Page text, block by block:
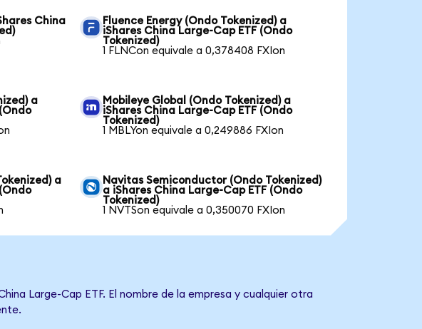
China
Fluence Energy (Ondo Tokenized) a
iShares China Large-Cap ETF (Ondo
Tokenized)
1 FLNCon equivale a 0,378408 FXIon
a
Mobileye Global (Ondo Tokenized) a
iShares China Large-Cap ETF (Ondo
Tokenized)
1 MBLYon equivale a 0,249886 FXIon
a
Navitas Semiconductor (Ondo Tokenized)
a iShares China Large-Cap ETF (Ondo
Tokenized)
1 NVTSon equivale a 0,350070 FXIon
Large-Cap ETF. El nombre de la empresa y cualquier otra